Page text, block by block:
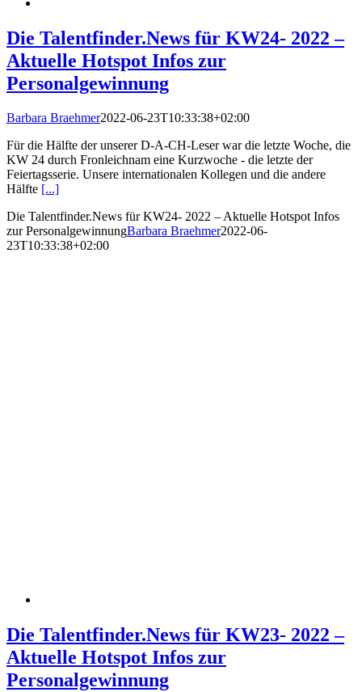
Die Talentfinder.News für KW24- 2022 –
Aktuelle Hotspot Infos zur
Personalgewinnung
Barbara Braehmer2022-06-23T10:33:38+02:00
Für die Hälfte der unserer D-A-CH-Leser war die letzte Woche, die
KW 24 durch Fronleichnam eine Kurzwoche - die letzte der
Feiertagsserie. Unsere internationalen Kollegen und die andere
Hälfte [...]
Die Talentfinder.News für KW24- 2022 – Aktuelle Hotspot Infos
zur PersonalgewinnungBarbara Braehmer2022-06-
23T10:33:38+02:00
Die Talentfinder.News für KW23- 2022 –
Aktuelle Hotspot Infos zur
Personalgewinnung